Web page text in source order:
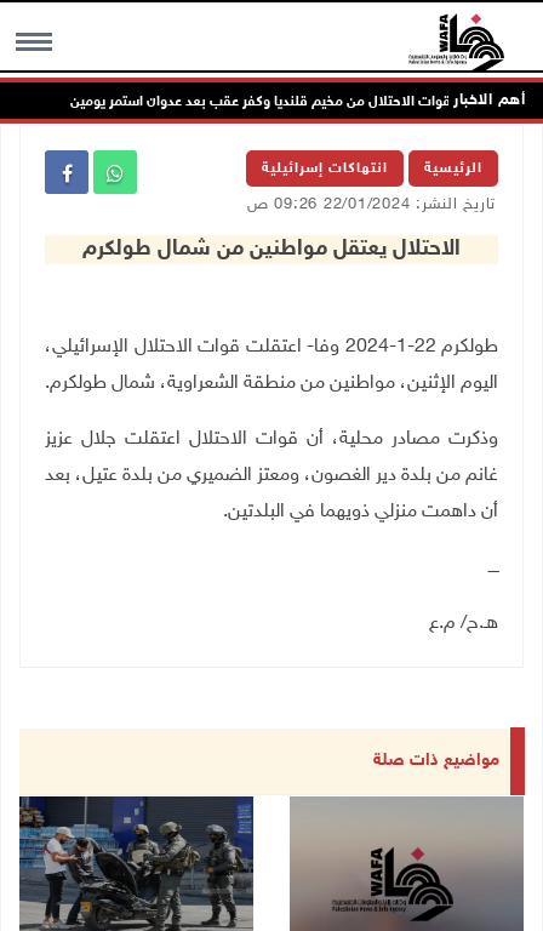
MENU أهم الاخبار
انسحاب قوات الاحتلال من مخيم قلنديا وكفر عقب بعد عدوان استمر يومين
الرئيسية انتهاكات إسرائيلية
تاريخ النشر: 22/01/2024 09:26 ص
الاحتلال يعتقل مواطنين من شمال طولكرم
طولكرم 22-1-2024 وفا- اعتقلت قوات الاحتلال الإسرائيلي،
اليوم الإثنين، مواطنين من منطقة الشعراوية، شمال طولكرم.
وذكرت مصادر محلية، أن قوات الاحتلال اعتقلت جلال عزيز
غانم من بلدة دير الغصون، ومعتز الضميري من بلدة عتيل، بعد
أن داهمت منزلي ذويهما في البلدتين.
ــــ
هـ.ح/ م.ع
مواضيع ذات صلة